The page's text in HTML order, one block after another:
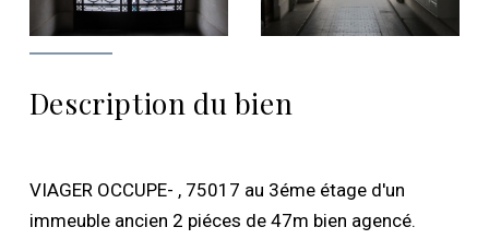
Description du bien
VIAGER OCCUPE- , 75017 au 3éme étage d'un
immeuble ancien 2 piéces de 47m bien agencé.